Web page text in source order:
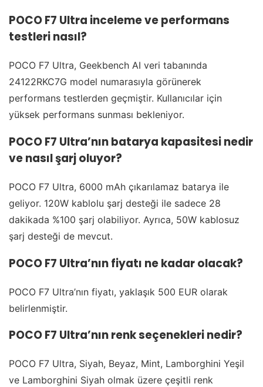
POCO F7 Ultra inceleme ve performans
testleri nasıl?
POCO F7 Ultra, Geekbench AI veri tabanında
24122RKC7G model numarasıyla görünerek
performans testlerden geçmiştir. Kullanıcılar için
yüksek performans sunması bekleniyor.
POCO F7 Ultra’nın batarya kapasitesi nedir
ve nasıl şarj oluyor?
POCO F7 Ultra, 6000 mAh çıkarılamaz batarya ile
geliyor. 120W kablolu şarj desteği ile sadece 28
dakikada %100 şarj olabiliyor. Ayrıca, 50W kablosuz
şarj desteği de mevcut.
POCO F7 Ultra’nın fiyatı ne kadar olacak?
POCO F7 Ultra’nın fiyatı, yaklaşık 500 EUR olarak
belirlenmiştir.
POCO F7 Ultra’nın renk seçenekleri nedir?
POCO F7 Ultra, Siyah, Beyaz, Mint, Lamborghini Yeşil
ve Lamborghini Siyah olmak üzere çeşitli renk